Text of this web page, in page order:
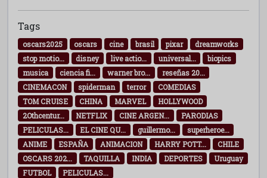
Tags
oscars2025 oscars cine brasil pixar
dreamworks
stop motio...
disney live actio... universal...
biopics
musica
ciencia fi... warner bro...
reseñas 20...
CINEMACON
spiderman terror
COMEDIAS
TOM CRUISE
CHINA MARVEL
HOLLYWOOD
2Othcentur...
NETFLIX CINE ARGEN...
PARODIAS
PELICULAS...
EL CINE QU... guillermo...
superheroe...
ANIME
ESPAÑA ANIMACION HARRY POTT...
CHILE
OSCARS 202...
TAQUILLA INDIA DEPORTES
Uruguay
FUTBOL
PELICULAS...